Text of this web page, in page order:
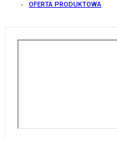
OFERTA PRODUKTOWA